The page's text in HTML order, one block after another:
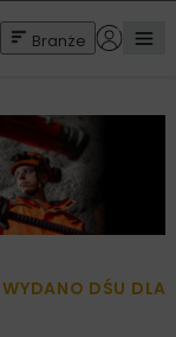
Branże
WYDANO DŚU DLA